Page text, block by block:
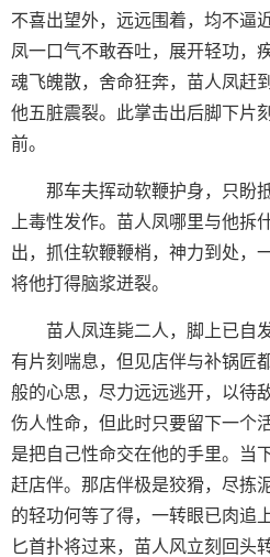
不喜出望外，远远围着，均不逼
凤一口气不敢吞吐，展开轻功，
魂飞魄散，舍命狂奔，苗人凤赶
他五脏震裂。此掌击出后脚下片
前。
那车夫挥动软鞭护身，只盼
上毒性发作。苗人凤哪里与他拆
出，抓住软鞭鞭梢，神力到处，
将他打得脑浆迸裂。
苗人凤连毙二人，脚上已自
有片刻喘息，但见店伴与补锅匠
般的心思，尽力远远逃开，以待
伤人性命，但此时只要留下一个
是把自己性命交在他的手里。当
赶店伴。那店伴极是狡猾，尽拣
的轻功何等了得，一转眼已肉追
匕首扑将过来，苗人风立刻回头